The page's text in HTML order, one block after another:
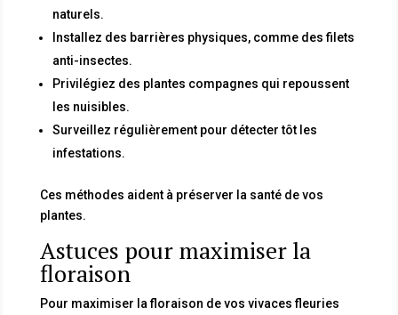
naturels.
Installez des barrières physiques, comme des filets
anti-insectes.
Privilégiez des plantes compagnes qui repoussent
les nuisibles.
Surveillez régulièrement pour détecter tôt les
infestations.
Ces méthodes aident à préserver la santé de vos
plantes.
Astuces pour maximiser la
floraison
Pour maximiser la floraison de vos vivaces fleuries